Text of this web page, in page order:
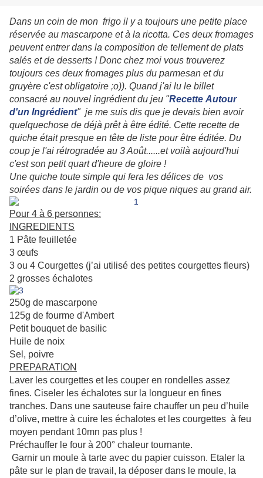
Dans un coin de mon frigo il y a toujours une petite place
réservée au mascarpone et à la ricotta. Ces deux fromages
peuvent entrer dans la composition de tellement de plats
salés et de desserts ! Donc chez moi vous trouverez
toujours ces deux fromages plus du parmesan et du
gruyère c'est obligatoire ;o)). Quand j'ai lu le billet
consacré au nouvel ingrédient du jeu "Recette Autour
d'un Ingrédient" je me suis dis que je devais bien avoir
quelquechose de déjà prêt à être édité. Cette recette de
quiche était presque en tête de liste pour être éditée. Du
coup je l'ai rétrogradée au 3 Août......et voilà aujourd'hui
c'est son petit quart d'heure de gloire !
Une quiche toute simple qui fera les délices de vos
soirées dans le jardin ou de vos pique niques au grand air.
Pour 4 à 6 personnes:
INGREDIENTS
1 Pâte feuilletée
3 œufs
3 ou 4 Courgettes (j’ai utilisé des petites courgettes fleurs)
2 grosses échalotes
250g de mascarpone
125g de fourme d'Ambert
Petit bouquet de basilic
Huile de noix
Sel, poivre
PREPARATION
Laver les courgettes et les couper en rondelles assez
fines. Ciseler les échalotes sur la longueur en fines
tranches. Dans une sauteuse faire chauffer un peu d’huile
d’olive, mettre à cuire les échalotes et les courgettes à feu
moyen pendant 10mn pas plus !
Préchauffer le four à 200° chaleur tournante.
Garnir un moule à tarte avec du papier cuisson. Etaler la
pâte sur le plan de travail, la déposer dans le moule, la